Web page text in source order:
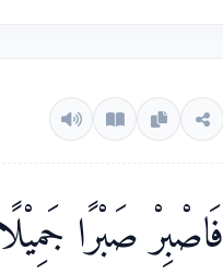
فَاصْبِرْ صَبْرًا جَمِيْلًا